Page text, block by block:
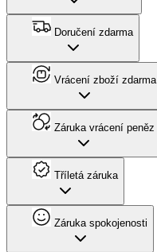
Doručení zdarma
Vrácení zboží zdarma
Záruka vrácení peněz
Tříletá záruka
Záruka spokojenosti